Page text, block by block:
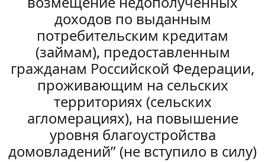
доходов по выданным
потребительским кредитам
(займам), предоставленным
гражданам Российской Федерации,
проживающим на сельских
территориях (сельских
агломерациях), на повышение
уровня благоустройства
домовладений” (не вступило в силу)